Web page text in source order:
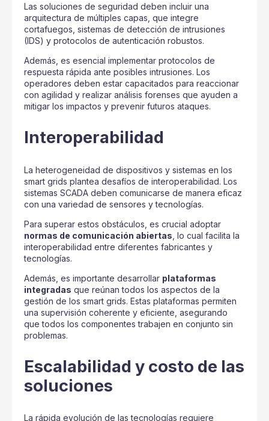
Las soluciones de seguridad deben incluir una
arquitectura de múltiples capas, que integre
cortafuegos, sistemas de detección de intrusiones
(IDS) y protocolos de autenticación robustos.
Además, es esencial implementar protocolos de
respuesta rápida ante posibles intrusiones. Los
operadores deben estar capacitados para reaccionar
con agilidad y realizar análisis forenses que ayuden a
mitigar los impactos y prevenir futuros ataques.
Interoperabilidad
La heterogeneidad de dispositivos y sistemas en los
smart grids plantea desafíos de interoperabilidad. Los
sistemas SCADA deben comunicarse de manera eficaz
con una variedad de sensores y tecnologías.
Para superar estos obstáculos, es crucial adoptar
normas de comunicación abiertas , lo cual facilita la
interoperabilidad entre diferentes fabricantes y
tecnologías.
Además, es importante desarrollar plataformas
integradas que reúnan todos los aspectos de la
gestión de los smart grids. Estas plataformas permiten
una supervisión coherente y eficiente, asegurando
que todos los componentes trabajen en conjunto sin
problemas.
Escalabilidad y costo de las
soluciones
La rápida evolución de las tecnologías requiere